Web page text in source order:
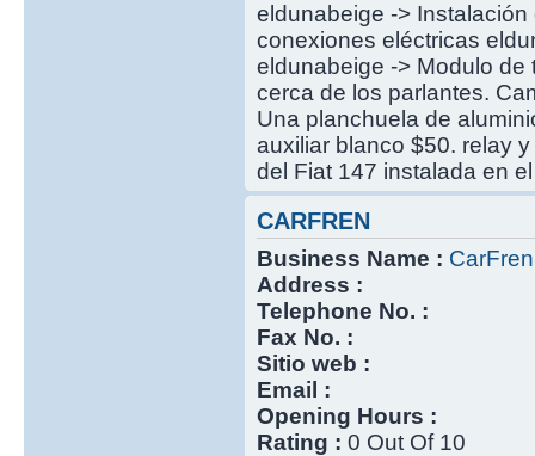
eldunabeige ->
conexiones eléctricas
eldunabeige -> Modulo
cerca de los parlantes.
Una planchuela de
auxiliar blanco $50. relay
del Fiat 147 instalada en
CARFREN
Business Name : CarFren
Address :
Telephone No. :
Fax No. :
Sitio web :
Email :
Opening Hours :
Rating : 0 Out Of 10